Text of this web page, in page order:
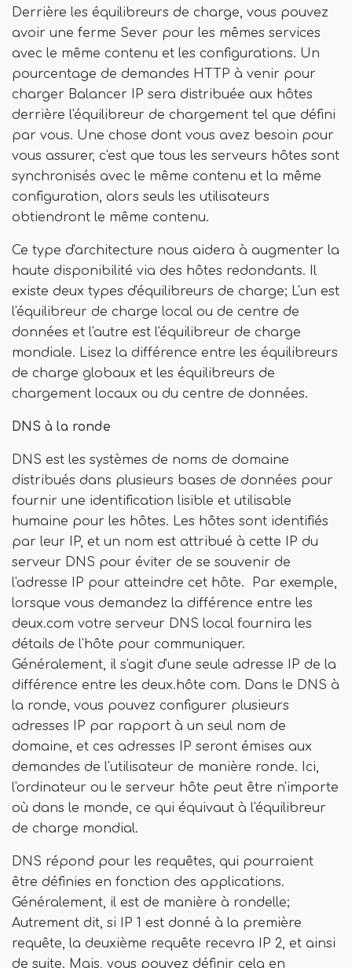
Derrière les équilibreurs de charge, vous pouvez
avoir une ferme Sever pour les mêmes services
avec le même contenu et les configurations. Un
pourcentage de demandes HTTP à venir pour
charger Balancer IP sera distribuée aux hôtes
derrière l'équilibreur de chargement tel que défini
par vous. Une chose dont vous avez besoin pour
vous assurer, c'est que tous les serveurs hôtes sont
synchronisés avec le même contenu et la même
configuration, alors seuls les utilisateurs
obtiendront le même contenu.
Ce type d'architecture nous aidera à augmenter la
haute disponibilité via des hôtes redondants. Il
existe deux types d'équilibreurs de charge; L'un est
l'équilibreur de charge local ou de centre de
données et l'autre est l'équilibreur de charge
mondiale. Lisez la différence entre les équilibreurs
de charge globaux et les équilibreurs de
chargement locaux ou du centre de données.
DNS à la ronde
DNS est les systèmes de noms de domaine
distribués dans plusieurs bases de données pour
fournir une identification lisible et utilisable
humaine pour les hôtes. Les hôtes sont identifiés
par leur IP, et un nom est attribué à cette IP du
serveur DNS pour éviter de se souvenir de
l'adresse IP pour atteindre cet hôte. Par exemple,
lorsque vous demandez la différence entre les
deux.com votre serveur DNS local fournira les
détails de l'hôte pour communiquer.
Généralement, il s'agit d'une seule adresse IP de la
différence entre les deux.hôte com. Dans le DNS à
la ronde, vous pouvez configurer plusieurs
adresses IP par rapport à un seul nom de
domaine, et ces adresses IP seront émises aux
demandes de l'utilisateur de manière ronde. Ici,
l'ordinateur ou le serveur hôte peut être n'importe
où dans le monde, ce qui équivaut à l'équilibreur
de charge mondial.
DNS répond pour les requêtes, qui pourraient
être définies en fonction des applications.
Généralement, il est de manière à rondelle;
Autrement dit, si IP 1 est donné à la première
requête, la deuxième requête recevra IP 2, et ainsi
de suite. Mais, vous pouvez définir cela en